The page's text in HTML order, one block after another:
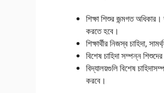
শিক্ষা শিশুর জন্মগত অধিকার।
করতে হবে।
শিক্ষার্থীর নিজস্ব চাহিদা,
বিশেষ চাহিদা সম্পন্ন
বিদ্যালয়গুলি বিশেষ
করবে।